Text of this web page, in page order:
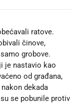
ratove.
činove,
grobove.
je nastavio kao
od građana,
dekada
se pobunile protiv